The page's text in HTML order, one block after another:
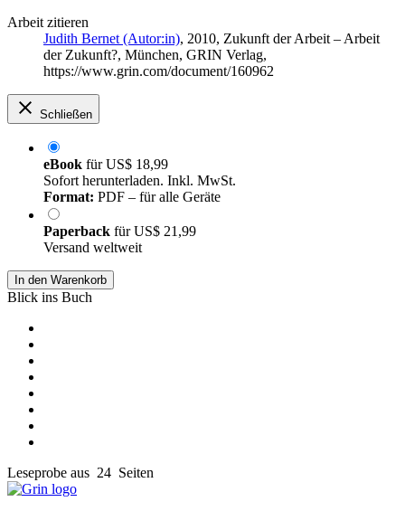
Arbeit zitieren
Judith Bernet (Autor:in), 2010, Zukunft der Arbeit – Arbeit
der Zukunft?, München, GRIN Verlag,
https://www.grin.com/document/160962
Schließen
eBook fürUS$ 18,99
Sofort herunterladen. Inkl. MwSt.
Format: PDF – für alle Geräte
Paperback fürUS$ 21,99
Versand weltweit
In den Warenkorb
Blick ins Buch